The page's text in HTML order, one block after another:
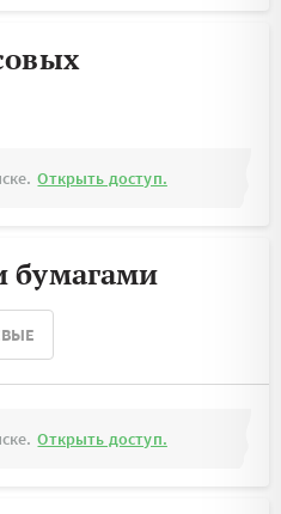
Открыть доступ.
бумагами
Открыть доступ.